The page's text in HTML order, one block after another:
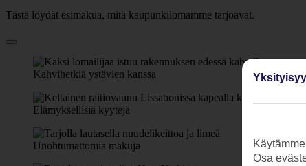
Tästä löydät esimakua, mitä kaupunkilomamme tarjoavat.
Kahvihetkiä ystävien kanssa
Elämyksellisiä kyytejä
Unohtumattomia makuja
Osa